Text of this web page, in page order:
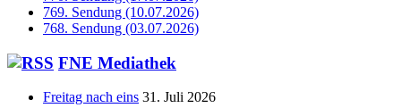
769. Sendung (10.07.2026)
768. Sendung (03.07.2026)
FNE Mediathek
Freitag nach eins 31. Juli 2026